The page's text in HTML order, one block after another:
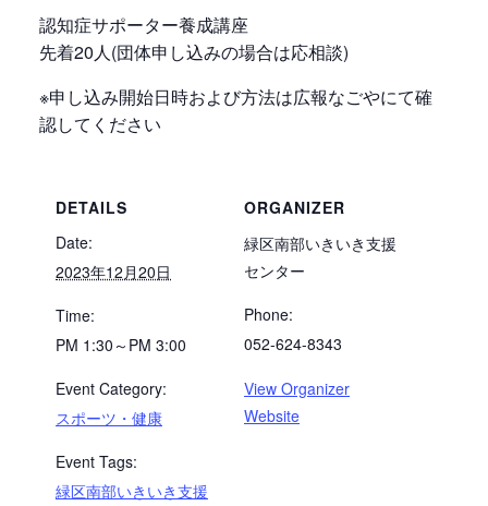
認知症サポーター養成講座
先着20人(団体申し込みの場合は応相談)
※申し込み開始日時および方法は広報なごやにて確
認してください
DETAILS
Date:
2023年12月20日
Time:
PM 1:30～PM 3:00
Event Category:
スポーツ・健康
Event Tags:
緑区南部いきいき支援
ORGANIZER
緑区南部いきいき支援
センター
Phone:
052-624-8343
View Organizer
Website